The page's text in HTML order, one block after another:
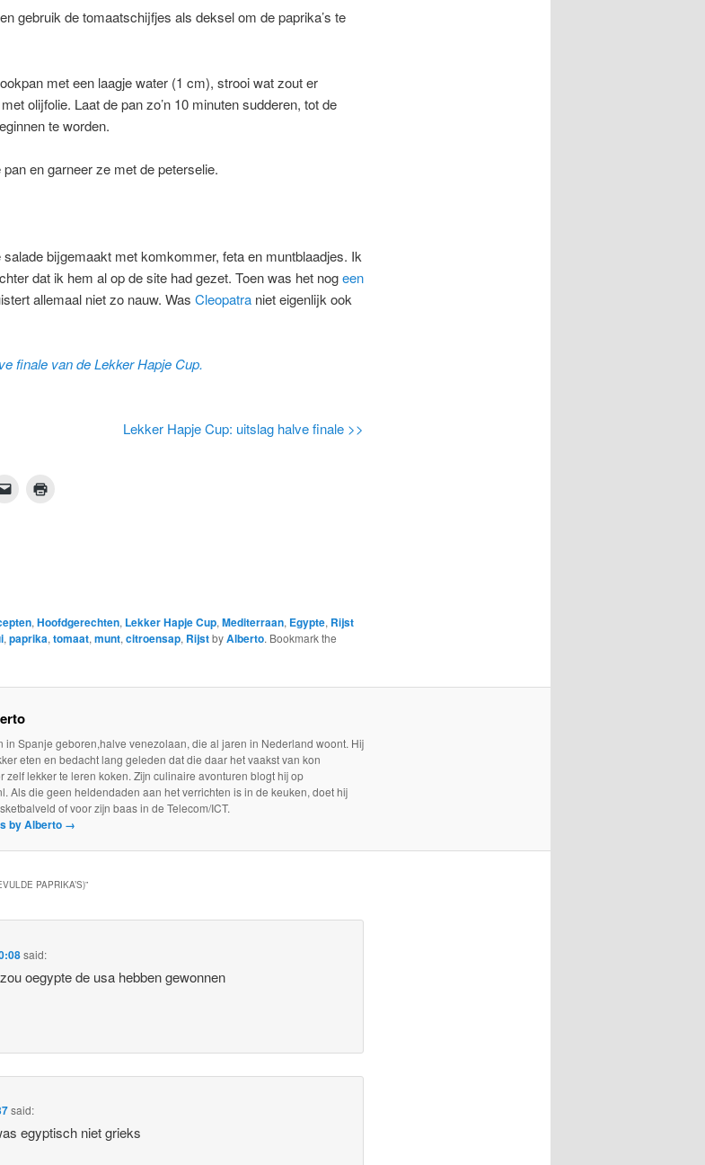
gebruik de tomaatschijfjes als deksel om de paprika’s te
met een laagje water (1 cm), strooi wat zout er
olijfolie. Laat de pan zo’n 10 minuten sudderen, tot de
te worden.
pan en garneer ze met de peterselie.
bijgemaakt met komkommer, feta en muntblaadjes. Ik
dat ik hem al op de site had gezet. Toen was het nogeen
allemaal niet zo nauw. Was Cleopatraniet eigenlijk ook
finale van de Lekker Hapje Cup.
Lekker Hapje Cup: uitslag halve finale >>
,Hoofdgerechten, Lekker Hapje Cup,Mediterraan, Egypte, Rijst
,paprika,tomaat,munt,citroensap, RijstbyAlberto. Bookmark the
in Spanje geboren,halve venezolaan, die al jaren in Nederland woont. Hij
eten en bedacht lang geleden dat die daar het vaakst van kon
zelf lekker te leren koken. Zijn culinaire avonturen blogt hij op
Als die geen heldendaden aan het verrichten is in de keuken, doet hij
of voor zijn baas in de Telecom/ICT.
by Alberto →
PAPRIKA’S)”
said:
oegypte de usa hebben gewonnen
said:
egyptisch niet grieks